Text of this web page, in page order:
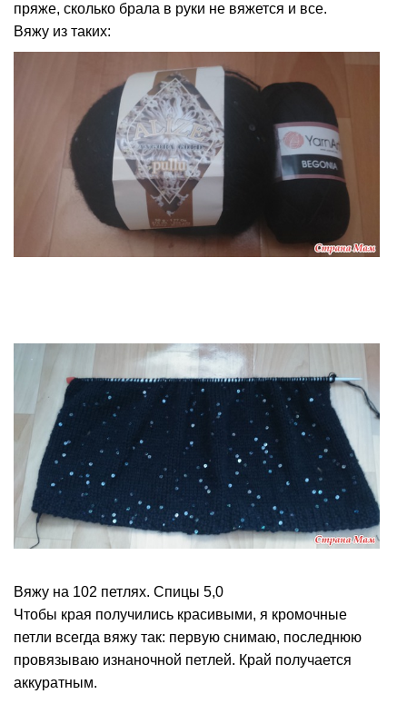
пряже, сколько брала в руки не вяжется и все.
Вяжу из таких:
Вяжу на 102 петлях. Спицы 5,0
Чтобы края получились красивыми, я кромочные
петли всегда вяжу так: первую снимаю, последнюю
провязываю изнаночной петлей. Край получается
аккуратным.